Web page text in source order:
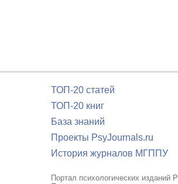
ТОП-20 статей
ТОП-20 книг
База знаний
Проекты PsyJournals.ru
История журналов МГППУ
Портал психологических изданий